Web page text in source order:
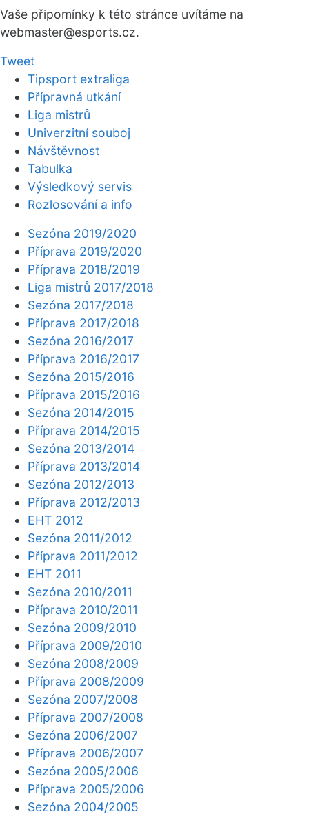
Vaše připomínky k této stránce uvítáme na
webmaster@esports.cz.
Tweet
Tipsport extraliga
Přípravná utkání
Liga mistrů
Univerzitní souboj
Návštěvnost
Tabulka
Výsledkový servis
Rozlosování a info
Sezóna 2019/2020
Příprava 2019/2020
Příprava 2018/2019
Liga mistrů 2017/2018
Sezóna 2017/2018
Příprava 2017/2018
Sezóna 2016/2017
Příprava 2016/2017
Sezóna 2015/2016
Příprava 2015/2016
Sezóna 2014/2015
Příprava 2014/2015
Sezóna 2013/2014
Příprava 2013/2014
Sezóna 2012/2013
Příprava 2012/2013
EHT 2012
Sezóna 2011/2012
Příprava 2011/2012
EHT 2011
Sezóna 2010/2011
Příprava 2010/2011
Sezóna 2009/2010
Příprava 2009/2010
Sezóna 2008/2009
Příprava 2008/2009
Sezóna 2007/2008
Příprava 2007/2008
Sezóna 2006/2007
Příprava 2006/2007
Sezóna 2005/2006
Příprava 2005/2006
Sezóna 2004/2005